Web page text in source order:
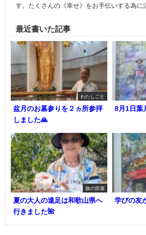
す。たくさんの《幸せ》をお手伝いする為に
最近書いた記事
わたしごと
盆月のお墓参りを２ヵ所参拝
しました🙏
8月1日葉
旅の部屋
夏の大人の遠足は和歌山県へ
行きました🌺
学びの友